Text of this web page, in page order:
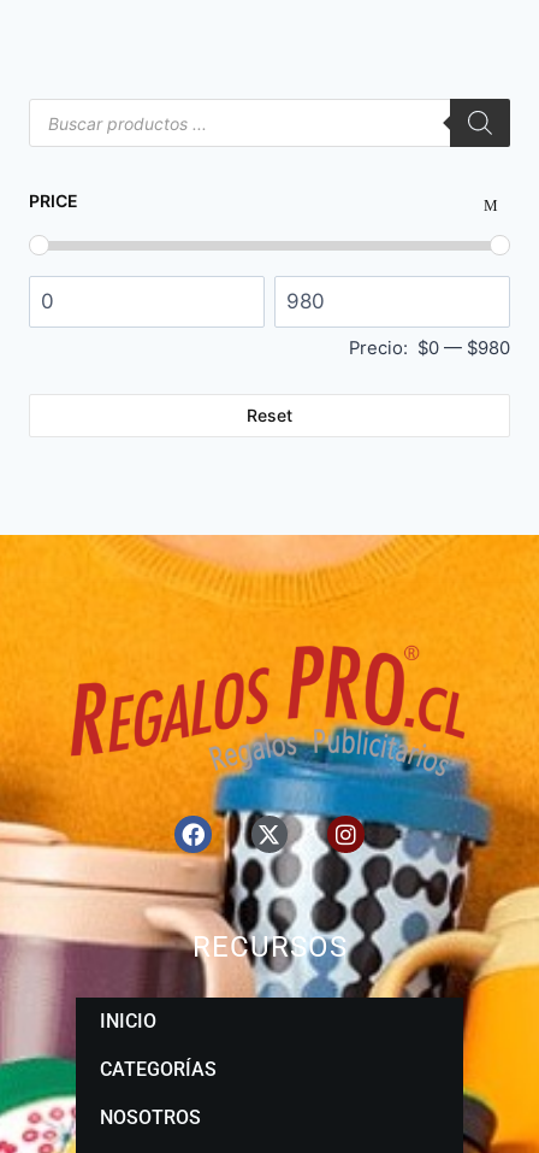
PRICE
Precio: $0 — $980
Reset
RECURSOS
INICIO
CATEGORÍAS
NOSOTROS